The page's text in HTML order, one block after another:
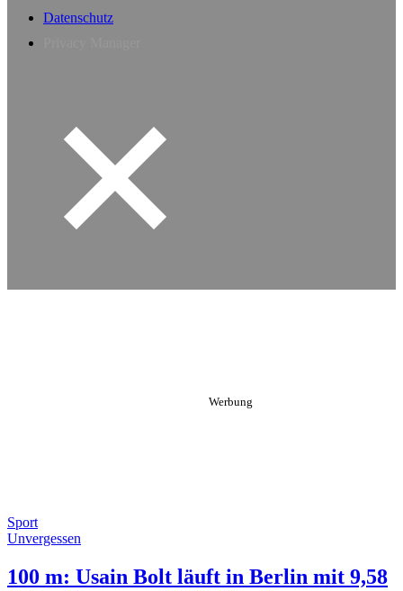
Datenschutz
Sport
Unvergessen
100 m: Usain Bolt läuft in Berlin mit 9,58